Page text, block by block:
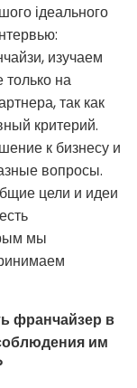
ідеального
изучаем
на
так как
критерий.
к бизнесу и
вопросы.
цели и идеи
мы
франчайзер в
им